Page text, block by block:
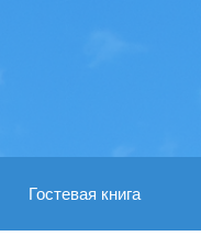
Гостевая книга